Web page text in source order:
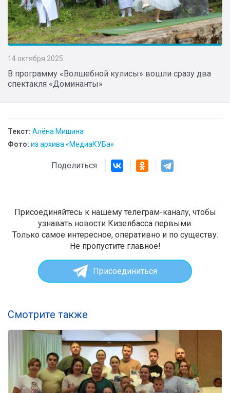
14 октября 2025
В программу «Волшебной кулисы» вошли сразу два
спектакля «Доминанты»
Текст: Алёна Мишина
Фото: из архива «МедиаКУБа»
Поделиться
Присоединяйтесь к нашему телеграм-каналу, чтобы
узнавать новости Кизелбасса первыми.
Только самое интересное, оперативно и по существу.
Не пропустите главное!
Присоединиться
Смотрите также